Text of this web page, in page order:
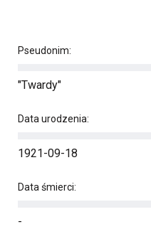
Pseudonim:
"Twardy"
Data urodzenia:
1921-09-18
Data śmierci:
-